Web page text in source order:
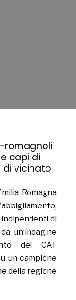
romagnoli
capi di
di vicinato
Romagna
di
un’indagine
del CAT
un campione
della regione